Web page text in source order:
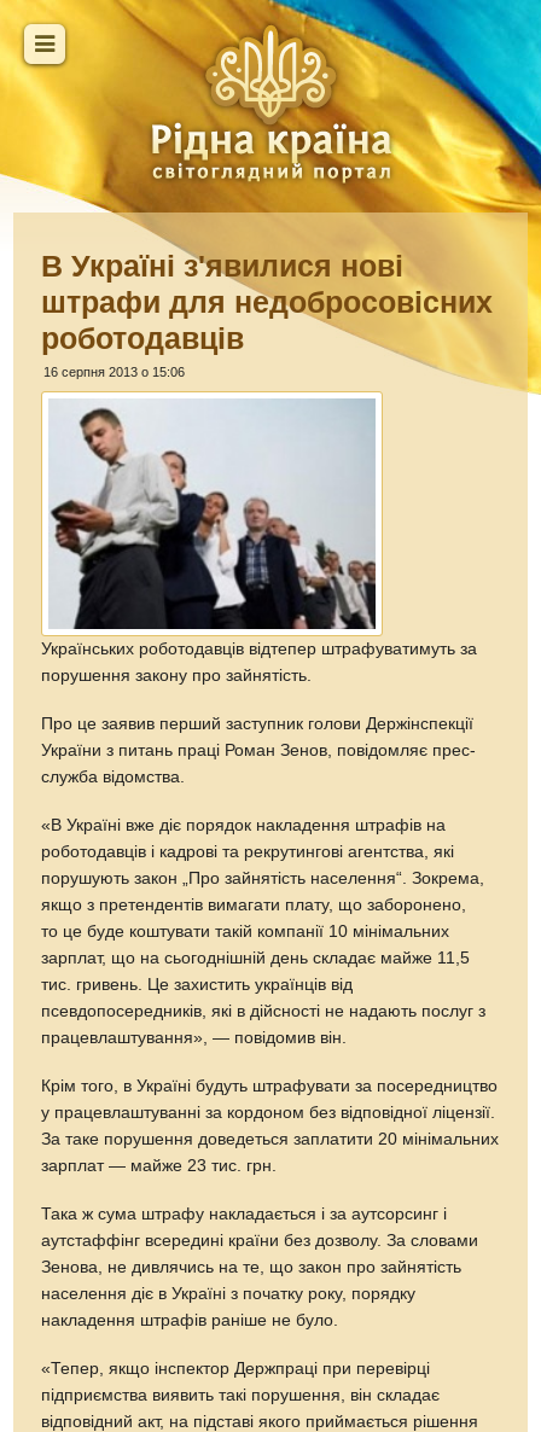
В Україні з'явилися нові
штрафи для недобросовісних
роботодавців
16 серпня 2013 о 15:06
Українських роботодавців відтепер штрафуватимуть за
порушення закону про зайнятість.
Про це заявив перший заступник голови Держінспекції
України з питань праці Роман Зенов, повідомляє прес-
служба відомства.
«В Україні вже діє порядок накладення штрафів на
роботодавців і кадрові та рекрутингові агентства, які
порушують закон „Про зайнятість населення“. Зокрема,
якщо з претендентів вимагати плату, що заборонено,
то це буде коштувати такій компанії 10 мінімальних
зарплат, що на сьогоднішній день складає майже 11,5
тис. гривень. Це захистить українців від
псевдопосередників, які в дійсності не надають послуг з
працевлаштування», — повідомив він.
Крім того, в Україні будуть штрафувати за посередництво
у працевлаштуванні за кордоном без відповідної ліцензії.
За таке порушення доведеться заплатити 20 мінімальних
зарплат — майже 23 тис. грн.
Така ж сума штрафу накладається і за аутсорсинг і
аутстаффінг всередині країни без дозволу. За словами
Зенова, не дивлячись на те, що закон про зайнятість
населення діє в Україні з початку року, порядку
накладення штрафів раніше не було.
«Тепер, якщо інспектор Держпраці при перевірці
підприємства виявить такі порушення, він складає
відповідний акт, на підставі якого приймається рішення